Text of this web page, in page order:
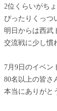
2位くらいがち
ぴったりくっつ
明日からは西武
交流戦に少し慣
7月9日のイベン
80名以上の皆さ
本当にありがと